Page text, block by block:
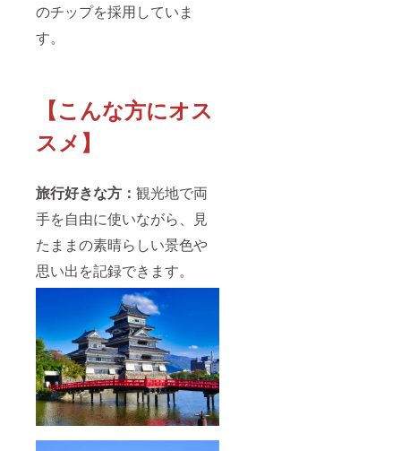
のチップを採用していま
す。
【こんな方にオス
スメ】
旅行好きな方： 観光地で両
手を自由に使いながら、見
たままの素晴らしい景色や
思い出を記録できます。